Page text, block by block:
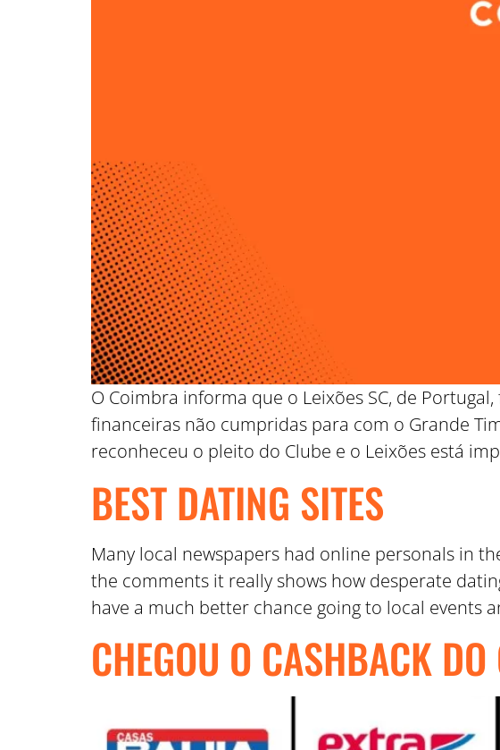
O Coimbra informa que o Leixões SC, de
financeiras não cumpridas para com o Grande
reconheceu o pleito do Clube e o Leixões está
BEST DATING SITES
Many local newspapers had online personals in
the comments it really shows how desperate
have a much better chance going to local events
CHEGOU O CASHBACK